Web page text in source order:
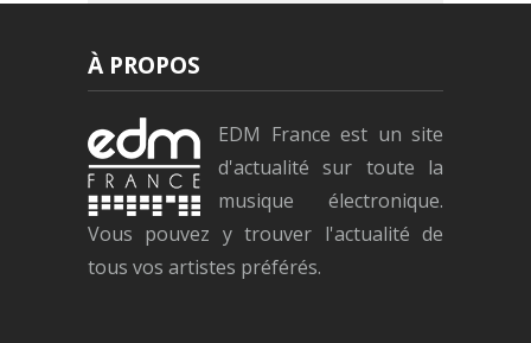
À PROPOS
EDM France est un site
d'actualité sur toute la
musique électronique.
Vous pouvez y trouver l'actualité de
tous vos artistes préférés.